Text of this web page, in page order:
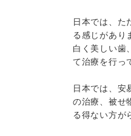
日本では、た
る感じがあり
白く美しい歯
て治療を行っ
日本では、安
の治療、被せ
る得ない方が